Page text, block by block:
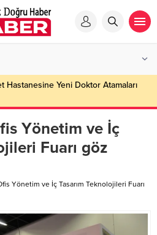
Hastanesine Yeni Doktor Atamaları
Yönetim ve İç
Fuarı göz
Yönetim ve İç Tasarım Teknolojileri Fuarı